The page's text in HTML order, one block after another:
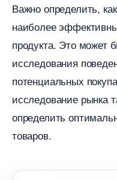
ажно определить,
наиболее
продукта. Это может
исследования
потенциальных
исследование рынка
определить
товаров.